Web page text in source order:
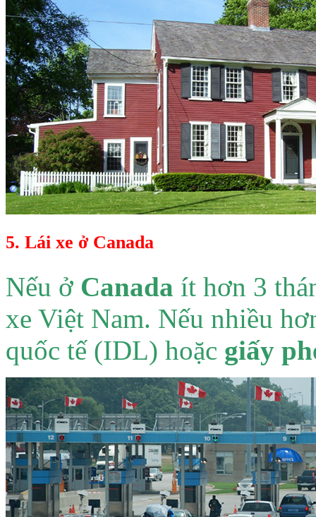
5. Lái xe ở Canada
Nếu ở Canada ít hơn 3
xe Việt Nam. Nếu nhiều
quốc tế (IDL) hoặc giấy